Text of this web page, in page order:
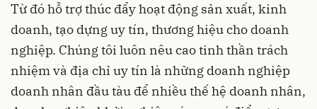
Từ đó hỗ trợ thúc đẩy hoạt động sản xuất, kinh
doanh, tạo dựng uy tín, thương hiệu cho doanh
nghiệp. Chúng tôi luôn nêu cao tinh thần trách
nhiệm và địa chỉ uy tín là những doanh nghiệp
doanh nhân đầu tàu để nhiều thế hệ doanh nhân,